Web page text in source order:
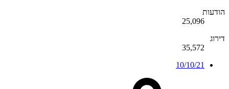
הודעות
25,096
דירוג
35,572
10/10/21